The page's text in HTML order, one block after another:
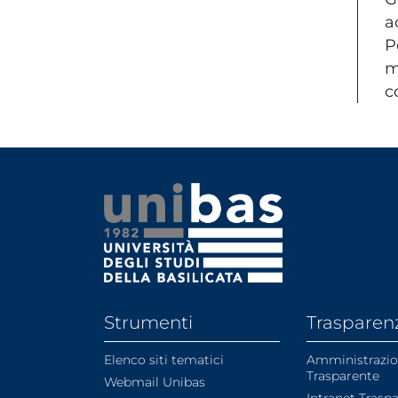
Strumenti
Elenco siti tematici
Webmail Unibas
Trasparente